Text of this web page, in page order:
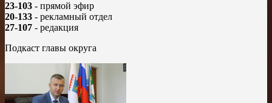
23-103 - прямой эфир
20-133 - рекламный отдел
27-107 - редакция
Подкаст главы округа